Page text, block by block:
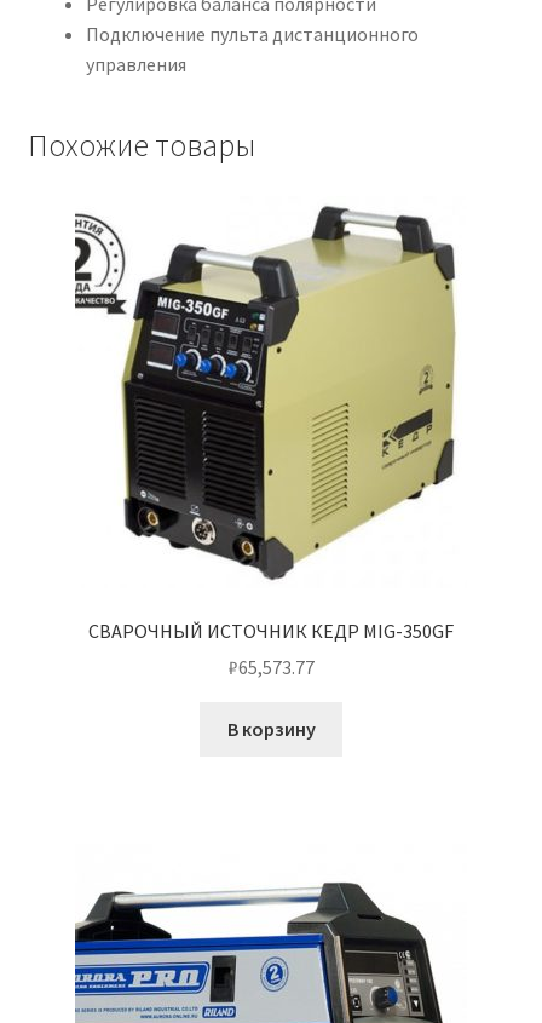
Подключение пульта дистанционного
управления
Похожие товары
СВАРОЧНЫЙ ИСТОЧНИК КЕДР MIG-350GF
₽65,573.77
В корзину